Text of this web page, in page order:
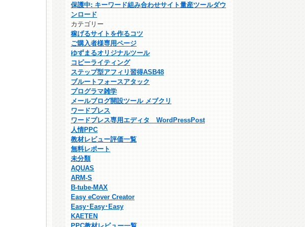
保護中: キーワード組み合わせサイト量産ツールダウ
ンロード
カテゴリー
稼げるサイトを作るコツ
ご購入者様専用ページ
ゆずまるオリジナルツール
コピーライティング
ステップ型アフィリ習得ASB48
ブルートフォースアタック
プログラマ雑学
メールブログ開設ツール メブクリ
ワードプレス
ワードプレス専用エディタ WordPressPost
人情PPC
教材レビュー評価一覧
無料レポート
未分類
AQUAS
ARM-S
B-tube-MAX
Easy eCover Creator
Easy･Easy･Easy
KAETEN